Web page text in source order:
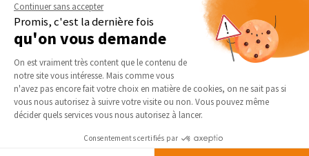
Nos derniers conseils et actus
Plinthes chauffantes : zoom sur les avantages et
Continuer sans accepter
Promis, c'est la dernière fois
qu'on vous demande
Plateforme de Gestion du
On est vraiment très content que le contenu de
notre site vous intéresse. Mais comme vous
n'avez pas encore fait votre choix en matière de cookies, on ne sait pas si
vous nous autorisez à suivre votre visite ou non. Vous pouvez même
décider quels services vous nous autorisez à lancer.
Consentements certifiés par
Axeptio consent